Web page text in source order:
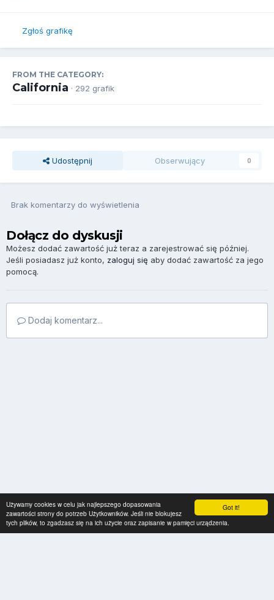
Got it!
Używamy cookies w celu jak najlepszego dopasowania
zawartości strony do potrzeb Użytkowników. Jeśli nie blokujesz
tych plików, to zgadzasz się na ich użycie oraz zapisanie w pamięci urządzenia.
Zgłoś grafikę
FROM THE CATEGORY:
California · 292 grafik
Udostępnij Obserwujący 0
Brak komentarzy do wyświetlenia
Dołącz do dyskusji
Możesz dodać zawartość już teraz a zarejestrować się później.
Jeśli posiadasz już konto, zaloguj się aby dodać zawartość za jego
pomocą.
Dodaj komentarz...